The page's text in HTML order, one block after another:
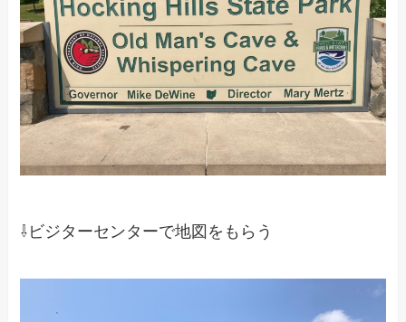
⇩ビジターセンターで地図をもらう